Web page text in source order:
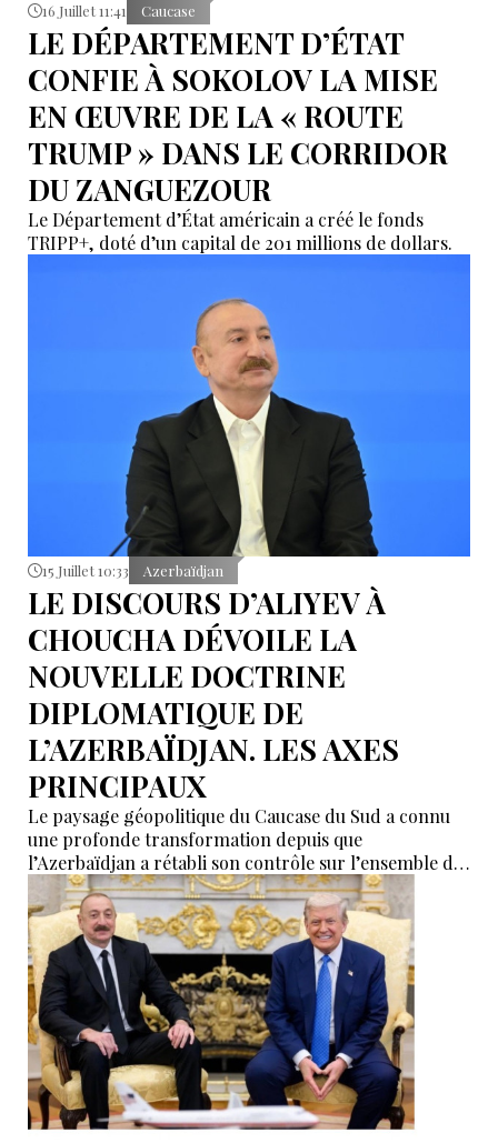
16 Juillet 11:41 Caucase
LE DÉPARTEMENT D’ÉTAT
CONFIE À SOKOLOV LA MISE
EN ŒUVRE DE LA « ROUTE
TRUMP » DANS LE CORRIDOR
DU ZANGUEZOUR
Le Département d’État américain a créé le fonds
TRIPP+, doté d’un capital de 201 millions de dollars.
15 Juillet 10:33 Azerbaïdjan
LE DISCOURS D’ALIYEV À
CHOUCHA DÉVOILE LA
NOUVELLE DOCTRINE
DIPLOMATIQUE DE
L’AZERBAÏDJAN. LES AXES
PRINCIPAUX
Le paysage géopolitique du Caucase du Sud a connu
une profonde transformation depuis que
l’Azerbaïdjan a rétabli son contrôle sur l’ensemble de
ses territoires reconnus par la communauté
internationale .